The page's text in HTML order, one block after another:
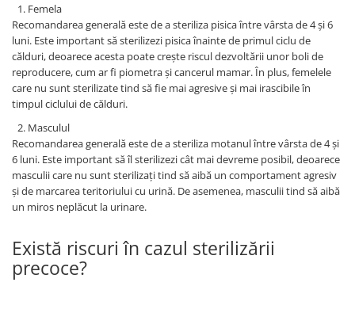
Femela
Recomandarea generală este de a steriliza pisica între vârsta de 4 și 6
luni. Este important să sterilizezi pisica înainte de primul ciclu de
călduri, deoarece acesta poate crește riscul dezvoltării unor boli de
reproducere, cum ar fi piometra și cancerul mamar. În plus, femelele
care nu sunt sterilizate tind să fie mai agresive și mai irascibile în
timpul ciclului de călduri.
Masculul
Recomandarea generală este de a steriliza motanul între vârsta de 4 și
6 luni. Este important să îl sterilizezi cât mai devreme posibil, deoarece
masculii care nu sunt sterilizați tind să aibă un comportament agresiv
și de marcarea teritoriului cu urină. De asemenea, masculii tind să aibă
un miros neplăcut la urinare.
Există riscuri în cazul sterilizării
precoce?